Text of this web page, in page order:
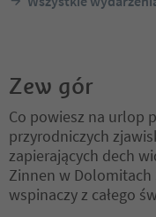
Zew gór
Co powiesz na urlop
przyrodniczych
zapierających dech
Zinnen w Dolomitach
wspinaczy z całego